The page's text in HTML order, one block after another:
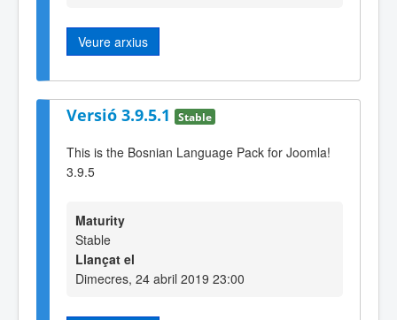
Veure arxius
Versió 3.9.5.1 Stable
This is the Bosnian Language Pack for Joomla!
3.9.5
Maturity
Stable
Llançat el
Dimecres, 24 abril 2019 23:00